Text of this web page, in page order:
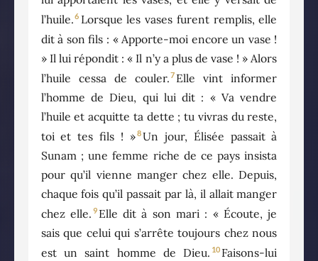
l’huile.6 Lorsque les vases furent remplis, elle
dit à son fils : « Apporte-moi encore un vase !
» Il lui répondit : « Il n’y a plus de vase ! » Alors
l’huile cessa de couler.7 Elle vint informer
l’homme de Dieu, qui lui dit : « Va vendre
l’huile et acquitte ta dette ; tu vivras du reste,
toi et tes fils ! »8Un jour, Élisée passait à
Sunam ; une femme riche de ce pays insista
pour qu’il vienne manger chez elle. Depuis,
chaque fois qu’il passait par là, il allait manger
chez elle. 9 Elle dit à son mari : « Écoute, je
sais que celui qui s’arrête toujours chez nous
est un saint homme de Dieu. 10 Faisons-lui